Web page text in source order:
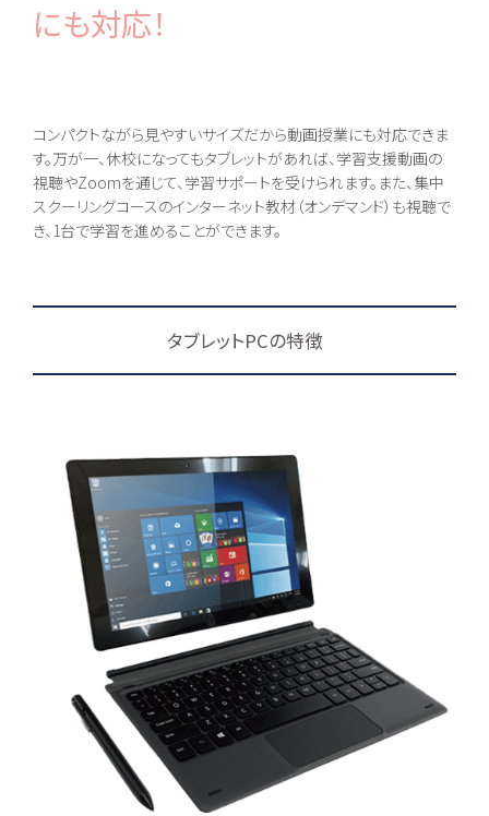
にも対応！
コンパクトながら見やすいサイズだから動画授業にも対応できま
す。万が一、休校になってもタブレットがあれば、学習支援動画の
視聴やZoomを通じて、学習サポートを受けられます。また、集中
スクーリングコースのインターネット教材（オンデマンド）も視聴で
き、1台で学習を進めることができます。
タブレットPCの特徴